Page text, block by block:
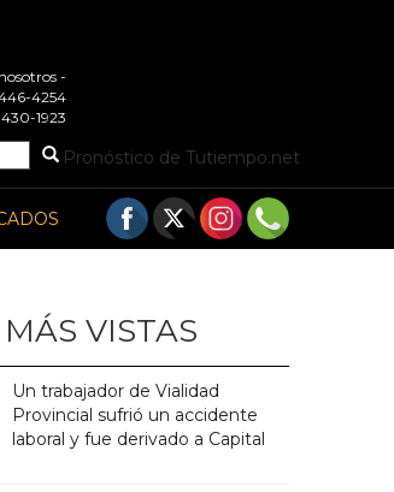
-
4254
1923
Pronóstico de Tutiempo.net
VISTAS
Un trabajador de Vialidad
Provincial sufrió un accidente
laboral y fue derivado a Capital